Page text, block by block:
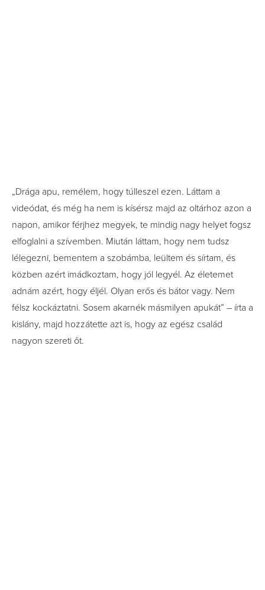
„Drága apu, remélem, hogy túlleszel ezen. Láttam a
videódat, és még ha nem is kísérsz majd az oltárhoz azon a
napon, amikor férjhez megyek, te mindig nagy helyet fogsz
elfoglalni a szívemben. Miután láttam, hogy nem tudsz
lélegezni, bementem a szobámba, leültem és sírtam, és
közben azért imádkoztam, hogy jól legyél. Az életemet
adnám azért, hogy éljél. Olyan erős és bátor vagy. Nem
félsz kockáztatni. Sosem akarnék másmilyen apukát” – írta a
kislány, majd hozzátette azt is, hogy az egész család
nagyon szereti őt.